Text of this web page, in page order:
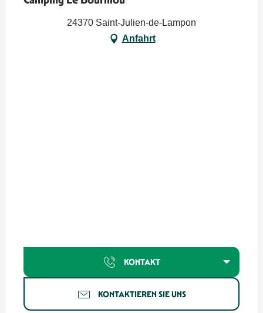
24370 Saint-Julien-de-Lampon
Anfahrt
KONTAKT
KONTAKTIEREN SIE UNS